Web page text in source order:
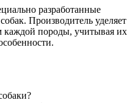
разработанные
Производитель уделяет
каждой породы, учитывая их